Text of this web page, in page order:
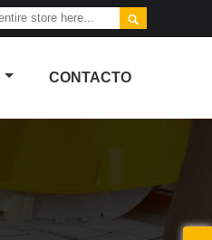

CONTACTO